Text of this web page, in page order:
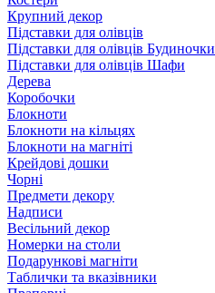
Крупний декор
Підставки для олівців
Підставки для олівців Будиночки
Підставки для олівців Шафи
Дерева
Коробочки
Блокноти
Блокноти на кільцях
Блокноти на магніті
Крейдові дошки
Чорні
Предмети декору
Надписи
Весільний декор
Номерки на столи
Подарункові магніти
Таблички та вказівники